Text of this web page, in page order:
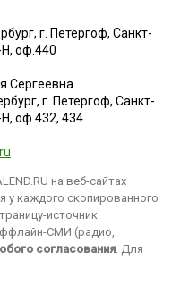
г. Петергоф, Санкт-
Н, оф.440
Сергеевна
г. Петергоф, Санкт-
Н, оф.432, 434
на веб-сайтах
у каждого скопированного
источник.
СМИ (радио,
согласования. Для